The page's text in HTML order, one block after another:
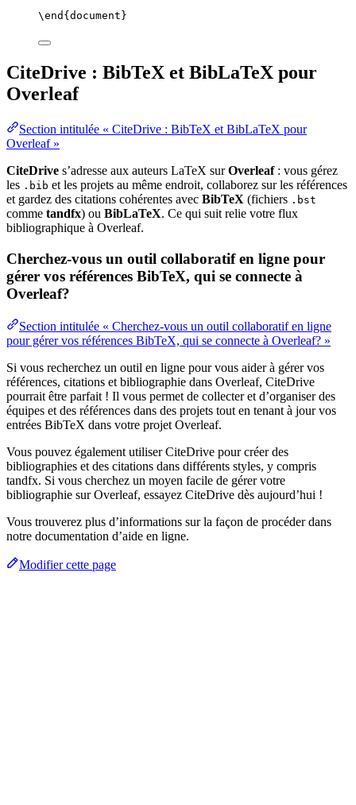
\end { document }
CiteDrive : BibTeX et BibLaTeX pour
Overleaf
Section intitulée « CiteDrive : BibTeX et BibLaTeX pour
Overleaf »
CiteDrive s’adresse aux auteurs LaTeX surOverleaf: vous gérez
les .bib et les projets au même endroit, collaborez sur les références
et gardez des citations cohérentes avec BibTeX (fichiers .bst
comme tandfx) ou BibLaTeX. Ce qui suit relie votre flux
bibliographique à Overleaf.
Cherchez-vous un outil collaboratif en ligne pour
gérer vos références BibTeX, qui se connecte à
Overleaf?
Section intitulée « Cherchez-vous un outil collaboratif en ligne
pour gérer vos références BibTeX, qui se connecte à Overleaf? »
Si vous recherchez un outil en ligne pour vous aider à gérer vos
références, citations et bibliographie dans Overleaf, CiteDrive
pourrait être parfait ! Il vous permet de collecter et d’organiser des
équipes et des références dans des projets tout en tenant à jour vos
entrées BibTeX dans votre projet Overleaf.
Vous pouvez également utiliser CiteDrive pour créer des
bibliographies et des citations dans différents styles, y compris
tandfx. Si vous cherchez un moyen facile de gérer votre
bibliographie sur Overleaf, essayez CiteDrive dès aujourd’hui !
Vous trouverez plus d’informations sur la façon de procéder dans
notre documentation d’aide en ligne.
Modifier cette page